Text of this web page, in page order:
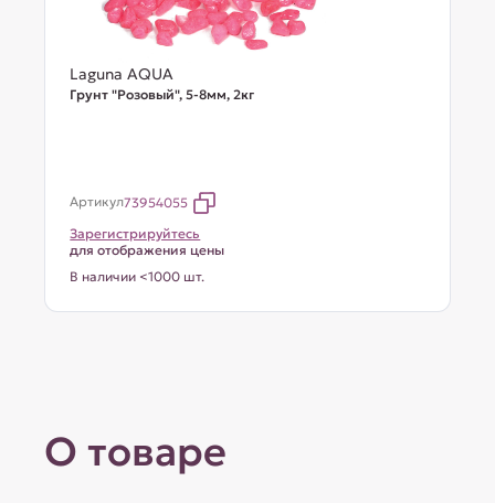
Laguna AQUA
Грунт "Розовый", 5-8мм, 2кг
Артикул73954055
Зарегистрируйтесь
для отображения цены
В наличии <1000 шт.
О товаре